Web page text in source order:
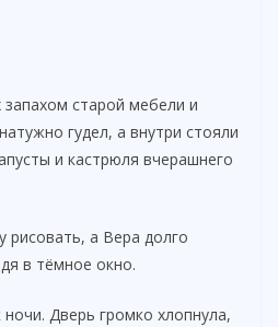
запахом старой мебели и
гудел, а внутри стояли
и кастрюля вчерашнего
рисовать, а Вера долго
в тёмное окно.
Дверь громко хлопнула,